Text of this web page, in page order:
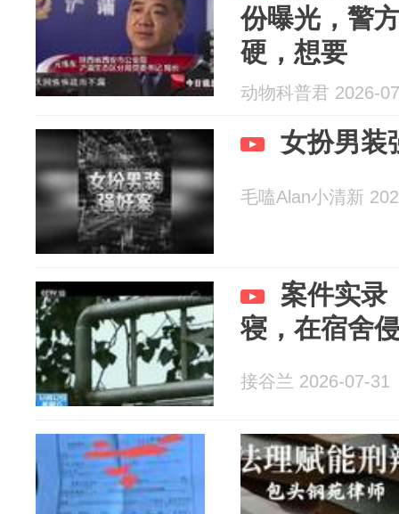
份曝光，警
硬，想要
动物科普君 2026-
女扮男装
毛嗑Alan小清新
案件实录
寝，在宿舍
接谷兰 2026-07-31